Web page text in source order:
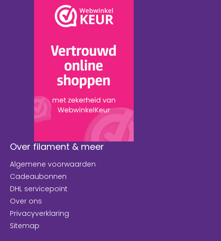
Over filament & meer
Algemene voorwaarden
Cadeaubonnen
DHL servicepoint
Over ons
Privacyverklaring
Sitemap